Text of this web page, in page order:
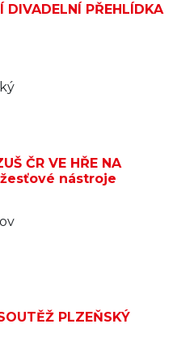
DIVADELNÍ PŘEHLÍDKA
ČR VE HŘE NA
žesťové nástroje
PLZEŇSKÝ